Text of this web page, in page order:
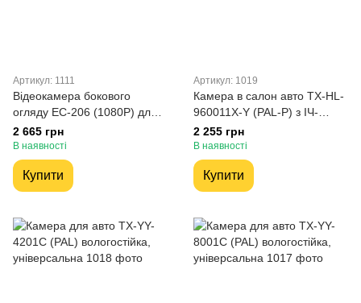
Артикул: 1111
Відеокамера бокового
огляду EC-206 (1080P) для
авто
2 665 грн
В наявності
Купити
Артикул: 1019
Камера в салон авто TX-HL-
960011X-Y (PAL-P) з ІЧ-
підсвіткою, універсальна
2 255 грн
В наявності
Купити